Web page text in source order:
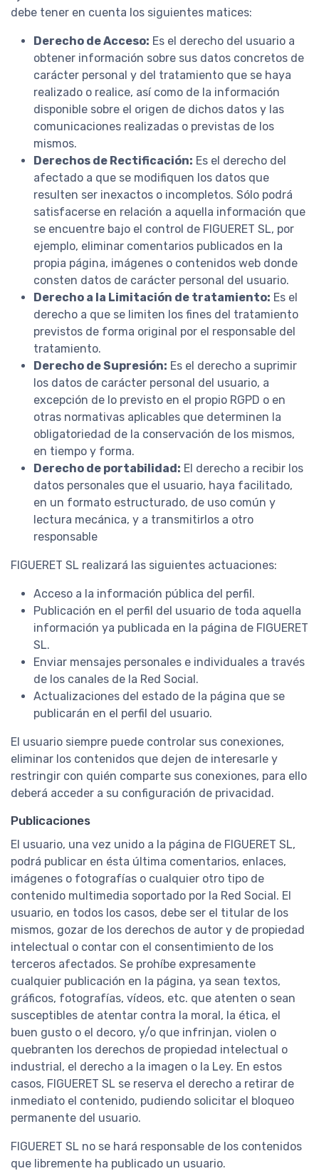
debe tener en cuenta los siguientes matices:
Derecho de Acceso: Es el derecho del usuario a
obtener información sobre sus datos concretos de
carácter personal y del tratamiento que se haya
realizado o realice, así como de la información
disponible sobre el origen de dichos datos y las
comunicaciones realizadas o previstas de los
mismos.
Derechos de Rectificación: Es el derecho del
afectado a que se modifiquen los datos que
resulten ser inexactos o incompletos. Sólo podrá
satisfacerse en relación a aquella información que
se encuentre bajo el control de FIGUERET SL, por
ejemplo, eliminar comentarios publicados en la
propia página, imágenes o contenidos web donde
consten datos de carácter personal del usuario.
Derecho a la Limitación de tratamiento: Es el
derecho a que se limiten los fines del tratamiento
previstos de forma original por el responsable del
tratamiento.
Derecho de Supresión: Es el derecho a suprimir
los datos de carácter personal del usuario, a
excepción de lo previsto en el propio RGPD o en
otras normativas aplicables que determinen la
obligatoriedad de la conservación de los mismos,
en tiempo y forma.
Derecho de portabilidad: El derecho a recibir los
datos personales que el usuario, haya facilitado,
en un formato estructurado, de uso común y
lectura mecánica, y a transmitirlos a otro
responsable
FIGUERET SL realizará las siguientes actuaciones:
Acceso a la información pública del perfil.
Publicación en el perfil del usuario de toda aquella
información ya publicada en la página de FIGUERET
SL.
Enviar mensajes personales e individuales a través
de los canales de la Red Social.
Actualizaciones del estado de la página que se
publicarán en el perfil del usuario.
El usuario siempre puede controlar sus conexiones,
eliminar los contenidos que dejen de interesarle y
restringir con quién comparte sus conexiones, para ello
deberá acceder a su configuración de privacidad.
Publicaciones
El usuario, una vez unido a la página de FIGUERET SL,
podrá publicar en ésta última comentarios, enlaces,
imágenes o fotografías o cualquier otro tipo de
contenido multimedia soportado por la Red Social. El
usuario, en todos los casos, debe ser el titular de los
mismos, gozar de los derechos de autor y de propiedad
intelectual o contar con el consentimiento de los
terceros afectados. Se prohíbe expresamente
cualquier publicación en la página, ya sean textos,
gráficos, fotografías, vídeos, etc. que atenten o sean
susceptibles de atentar contra la moral, la ética, el
buen gusto o el decoro, y/o que infrinjan, violen o
quebranten los derechos de propiedad intelectual o
industrial, el derecho a la imagen o la Ley. En estos
casos, FIGUERET SL se reserva el derecho a retirar de
inmediato el contenido, pudiendo solicitar el bloqueo
permanente del usuario.
FIGUERET SL no se hará responsable de los contenidos
que libremente ha publicado un usuario.